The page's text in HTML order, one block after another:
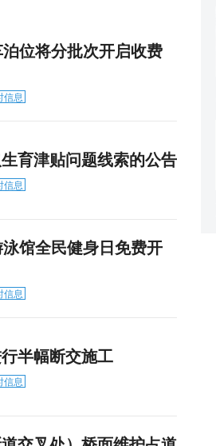
位将分批次开启收费
信息
育津贴问题线索的公告
信息
馆全民健身日免费开
信息
半幅断交施工
信息